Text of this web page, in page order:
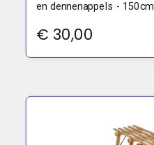
en dennenappels - 150cm
€ 30,00